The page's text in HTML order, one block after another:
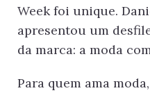
Week foi unique.
apresentou um
da marca: a moda
Para quem ama